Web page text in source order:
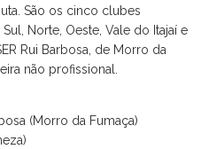
São os cinco clubes
Norte, Oeste, Vale do Itajaí e
Rui Barbosa, de Morro da
não profissional.
(Morro da Fumaça)